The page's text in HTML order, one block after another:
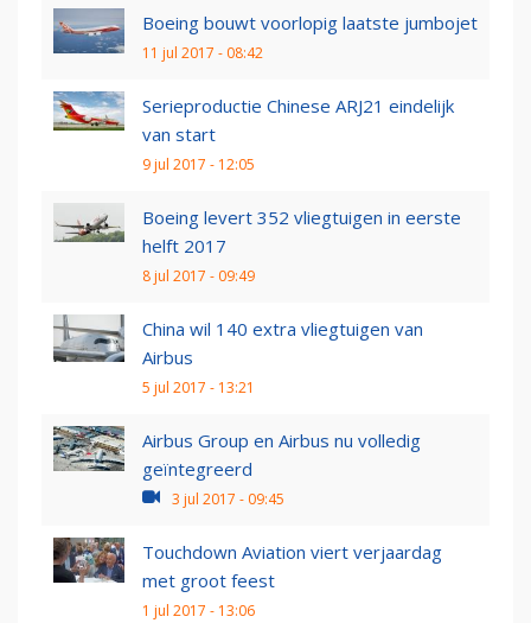
Boeing bouwt voorlopig laatste jumbojet
11 jul 2017 - 08:42
Serieproductie Chinese ARJ21 eindelijk
van start
9 jul 2017 - 12:05
Boeing levert 352 vliegtuigen in eerste
helft 2017
8 jul 2017 - 09:49
China wil 140 extra vliegtuigen van
Airbus
5 jul 2017 - 13:21
Airbus Group en Airbus nu volledig
geïntegreerd
3 jul 2017 - 09:45
Touchdown Aviation viert verjaardag
met groot feest
1 jul 2017 - 13:06